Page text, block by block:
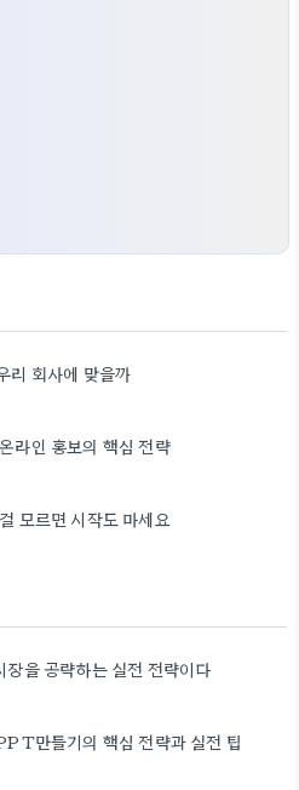
리 회사에 맞을까
라인 홍보의 핵심 전략
모르면 시작도 마세요
장을 공략하는 실전 전략이다
만들기의 핵심 전략과 실전 팁